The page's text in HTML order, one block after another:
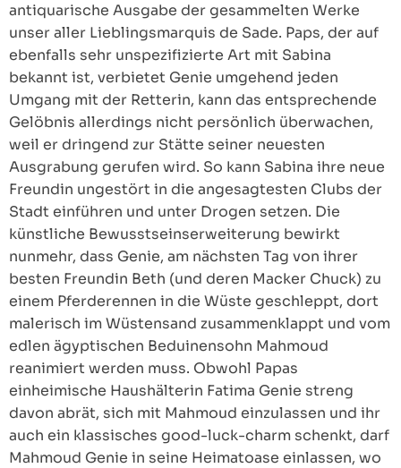
antiquarische Ausgabe der gesammelten Werke
unser aller Lieblingsmarquis de Sade. Paps, der auf
ebenfalls sehr unspezifizierte Art mit Sabina
bekannt ist, verbietet Genie umgehend jeden
Umgang mit der Retterin, kann das entsprechende
Gelöbnis allerdings nicht persönlich überwachen,
weil er dringend zur Stätte seiner neuesten
Ausgrabung gerufen wird. So kann Sabina ihre neue
Freundin ungestört in die angesagtesten Clubs der
Stadt einführen und unter Drogen setzen. Die
künstliche Bewusstseinserweiterung bewirkt
nunmehr, dass Genie, am nächsten Tag von ihrer
besten Freundin Beth (und deren Macker Chuck) zu
einem Pferderennen in die Wüste geschleppt, dort
malerisch im Wüstensand zusammenklappt und vom
edlen ägyptischen Beduinensohn Mahmoud
reanimiert werden muss. Obwohl Papas
einheimische Haushälterin Fatima Genie streng
davon abrät, sich mit Mahmoud einzulassen und ihr
auch ein klassisches good-luck-charm schenkt, darf
Mahmoud Genie in seine Heimatoase einlassen, wo